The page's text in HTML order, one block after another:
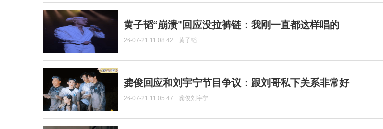
黄子韬“崩溃”回应没拉裤链：我刚一直都这样唱的
26-07-21 11:08:42 黄子韬
龚俊回应和刘宇宁节目争议：跟刘哥私下关系非常好
26-07-21 11:05:47 龚俊刘宇宁